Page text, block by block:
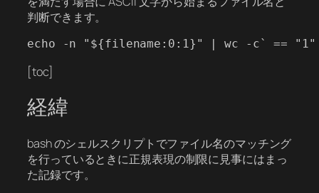
判断できます。
[toc]
経緯
bash のシェルスクリプトでファイル名のマッチング
を行っているときに正規表現の制限に見事にはまっ
た記録です。